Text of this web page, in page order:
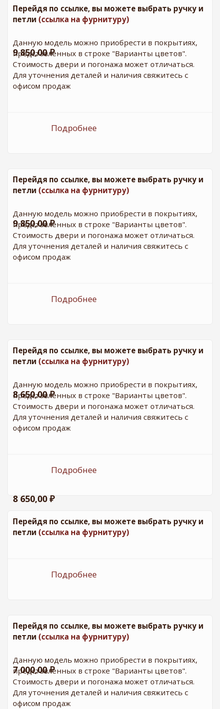
Перейдя по ссылке, вы можете выбрать ручку и
петли (ссылка на фурнитуру)
Данную модель можно приобрести в покрытиях,
представленных в строке "Варианты цветов".
Стоимость двери и погонажа может отличаться.
Для уточнения деталей и наличия свяжитесь с
офисом продаж
9 850,00 ₽
Подробнее
Перейдя по ссылке, вы можете выбрать ручку и
петли (ссылка на фурнитуру)
Данную модель можно приобрести в покрытиях,
представленных в строке "Варианты цветов".
Стоимость двери и погонажа может отличаться.
Для уточнения деталей и наличия свяжитесь с
офисом продаж
9 850,00 ₽
Подробнее
Перейдя по ссылке, вы можете выбрать ручку и
петли (ссылка на фурнитуру)
Данную модель можно приобрести в покрытиях,
представленных в строке "Варианты цветов".
Стоимость двери и погонажа может отличаться.
Для уточнения деталей и наличия свяжитесь с
офисом продаж
8 650,00 ₽
Подробнее
Перейдя по ссылке, вы можете выбрать ручку и
петли (ссылка на фурнитуру)
8 650,00 ₽
Подробнее
Перейдя по ссылке, вы можете выбрать ручку и
петли (ссылка на фурнитуру)
Данную модель можно приобрести в покрытиях,
представленных в строке "Варианты цветов".
Стоимость двери и погонажа может отличаться.
Для уточнения деталей и наличия свяжитесь с
офисом продаж
7 000,00 ₽